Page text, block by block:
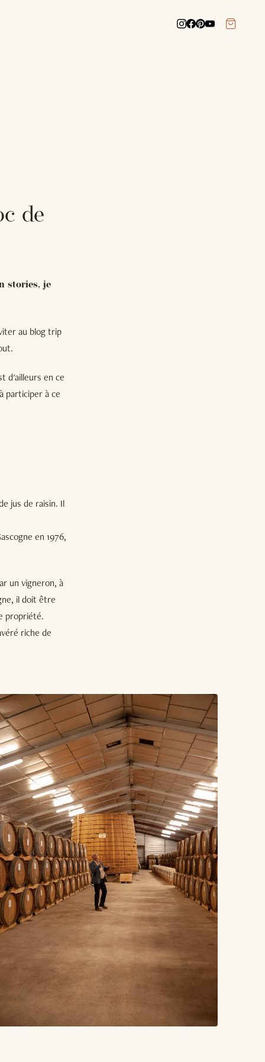
de
stories, je
au blog trip
d'ailleurs en ce
participer à ce
jus de raisin. Il
en 1976,
un vigneron, à
il doit être
propriété.
riche de